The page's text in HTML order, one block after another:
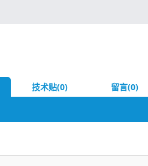
技术贴(0) 留言(0)